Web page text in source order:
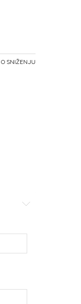
O SNIŽENJU